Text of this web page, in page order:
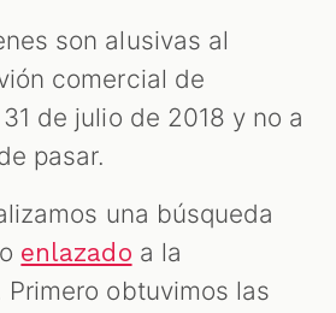
son alusivas al
comercial de
de julio de 2018 y no a
pasar.
una búsqueda
enlazado a la
obtuvimos las